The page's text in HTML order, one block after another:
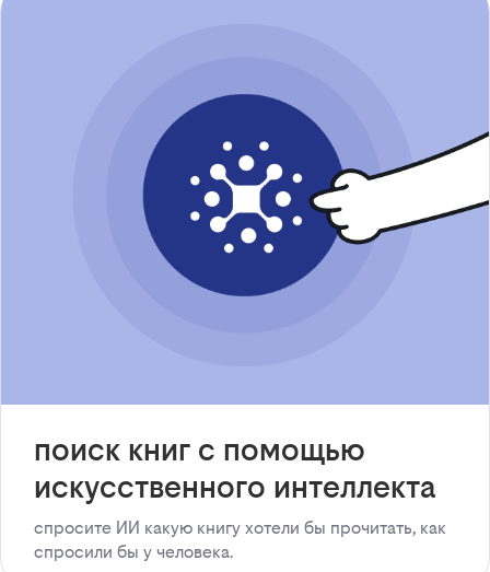
поиск книг с помощью
искусственного интеллекта
спросите ИИ какую книгу хотели бы прочитать, как
спросили бы у человека.